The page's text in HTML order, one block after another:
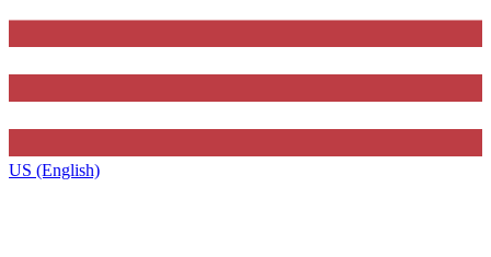
US (English)